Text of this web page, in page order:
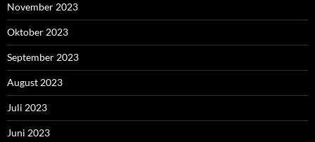
November 2023
Oktober 2023
September 2023
August 2023
Juli 2023
Juni 2023